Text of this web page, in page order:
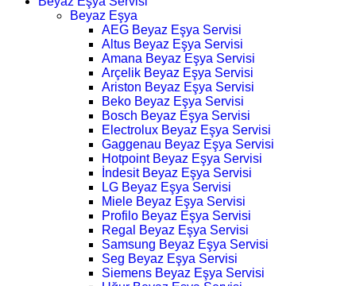
Beyaz Eşya
AEG Beyaz Eşya Servisi
Altus Beyaz Eşya Servisi
Amana Beyaz Eşya Servisi
Arçelik Beyaz Eşya Servisi
Ariston Beyaz Eşya Servisi
Beko Beyaz Eşya Servisi
Bosch Beyaz Eşya Servisi
Electrolux Beyaz Eşya Servisi
Gaggenau Beyaz Eşya Servisi
Hotpoint Beyaz Eşya Servisi
İndesit Beyaz Eşya Servisi
LG Beyaz Eşya Servisi
Miele Beyaz Eşya Servisi
Profilo Beyaz Eşya Servisi
Regal Beyaz Eşya Servisi
Samsung Beyaz Eşya Servisi
Seg Beyaz Eşya Servisi
Siemens Beyaz Eşya Servisi